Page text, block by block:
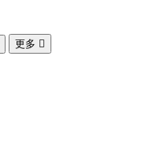
更多 